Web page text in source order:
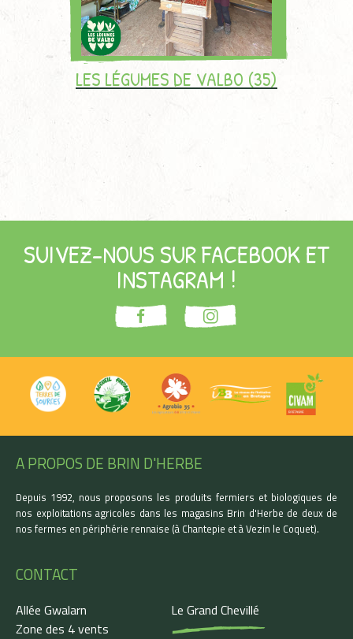
LES LÉGUMES DE VALBO (35)
SUIVEZ-NOUS SUR FACEBOOK ET
INSTAGRAM !
A PROPOS DE BRIN D'HERBE
Depuis 1992, nous proposons les produits fermiers et biologiques de
nos exploitations agricoles dans les magasins Brin d'Herbe de deux de
nos fermes en périphérie rennaise (à Chantepie et à Vezin le Coquet).
CONTACT
Allée Gwalarn
Zone des 4 vents
Le Grand Chevillé